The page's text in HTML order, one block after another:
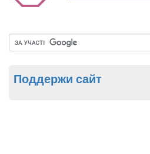
Поддержи сайт